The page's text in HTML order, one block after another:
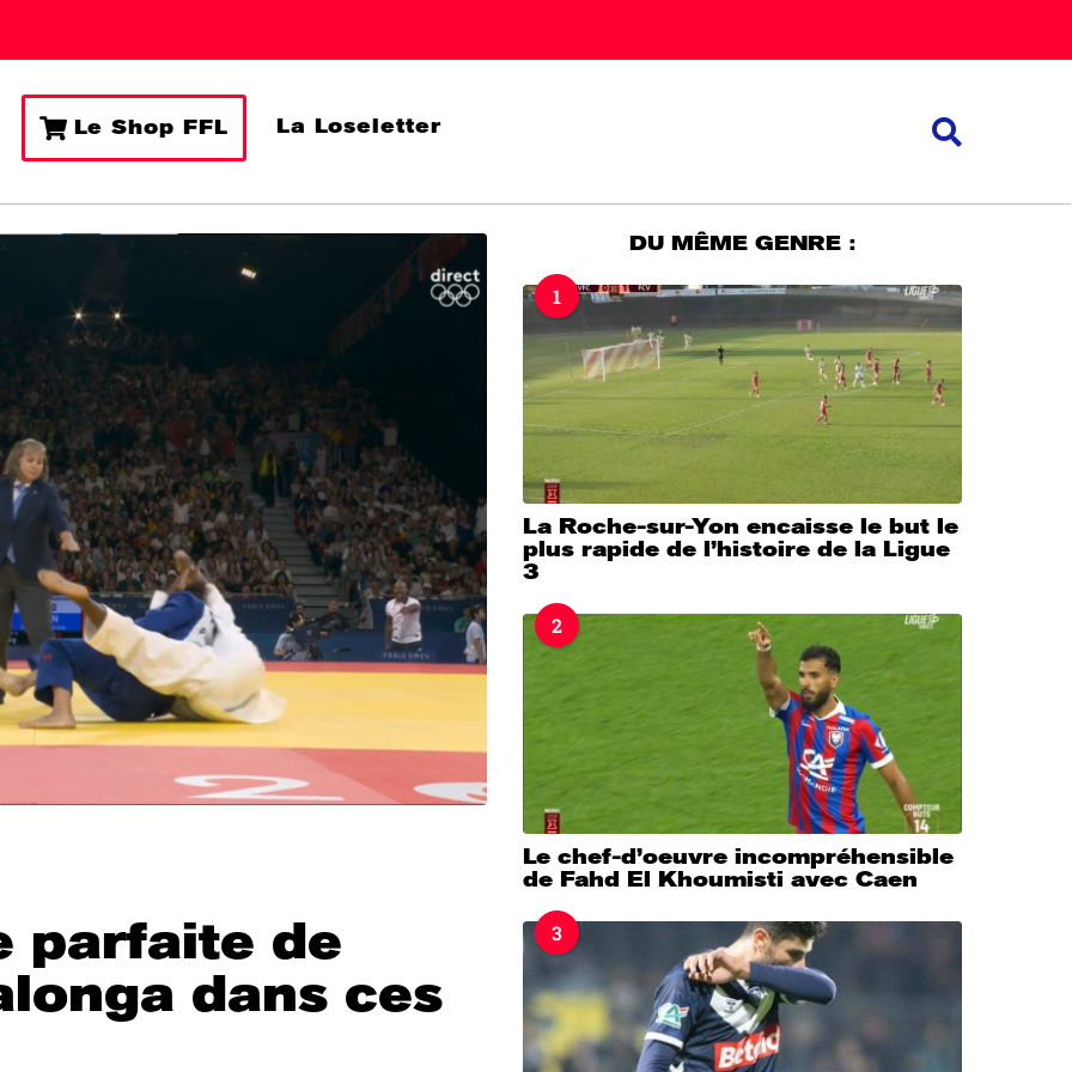
Le Shop FFL La Loseletter
parfaite de
dans ces
DU MÊME GENRE :
1
La Roche-sur-Yon encaisse le but le
plus rapide de l’histoire de la Ligue
3
2
Le chef-d’oeuvre incompréhensible
de Fahd El Khoumisti avec Caen
3